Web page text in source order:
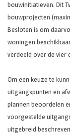
bouwinitiatieven. Dit
bouwprojecten
Besloten is om
woningen
verdeeld over de vier
Om een keuze te
uitgangspunten en
plannen beoordelen
voorgestelde
uitgebreid